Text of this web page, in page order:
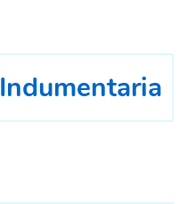
Indumentaria